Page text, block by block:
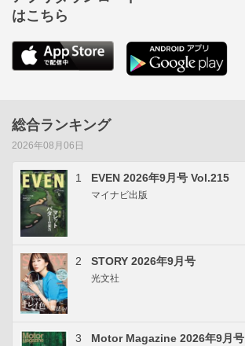
はこちら
総合ランキング
2026年08月06日
1 EVEN 2026年9月号 Vol.215
マイナビ出版
2 STORY 2026年9月号
光文社
3 Motor Magazine 2026年9月号